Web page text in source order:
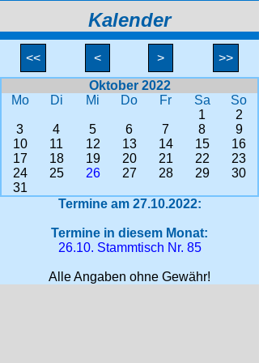
Kalender
<< < >
>>
Oktober 2022
Mo
Di Mi Do Fr Sa
So
1
2
3
4 5 6 7 8
9
10
11 12 13 14 15
16
17
18 19 20 21 22
23
24
25 26 27 28 29
30
31
Termine am 27.10.2022:
Termine in diesem Monat:
26.10. Stammtisch Nr. 85
Alle Angaben ohne Gewähr!